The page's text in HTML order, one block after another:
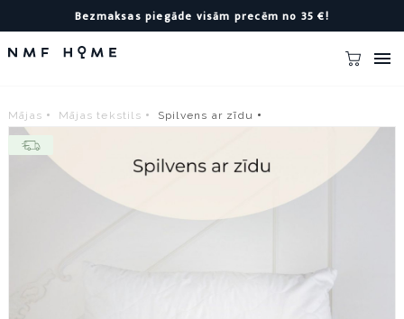
Bezmaksas piegāde visām precēm no 35 €!

Mājas Mājas tekstils Spilvens ar zīdu